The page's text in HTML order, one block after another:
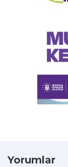
Yorumlar